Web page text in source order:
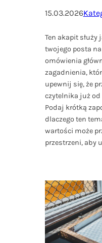
15.03.2026
Ten akapit służy
twojego posta
omówienia
zagadnienia,
upewnij się, że
czytelnika już od
Podaj krótką
dlaczego ten
wartości może
przestrzeni, aby